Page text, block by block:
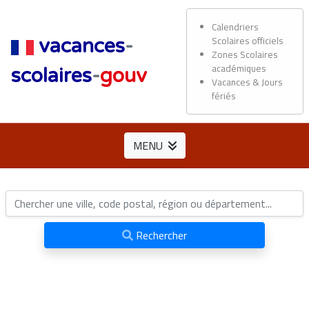
vacances-
scolaires-gouv
Calendriers
Scolaires officiels
Zones Scolaires
académiques
Vacances & Jours
fériés
MENU
Rechercher